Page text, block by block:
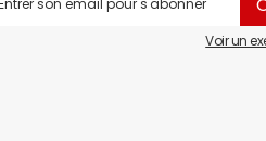
Voir un